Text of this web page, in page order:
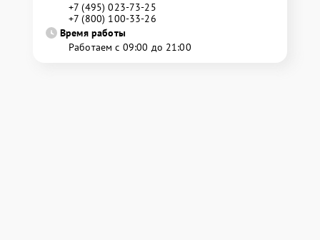
+7 (495) 023-73-25
+7 (800) 100-33-26
Время работы
Работаем с 09:00 до 21:00